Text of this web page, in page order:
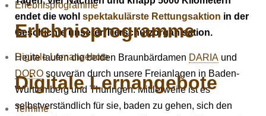
Erlebnisprogramme
Erlebnisprogramme
Digitale Lernangebote
Digitale Lernangebote
Termine
endet die wohl spektakulärste Rettungsaktion in der
Geschichte unserer Tierschutzorganisation.
Heute laufen die beiden Braunbärdamen DARIA und
DORO souverän durch unsere Freianlagen in Baden-
Württemberg und Thüringen. Mittlerweile ist es
selbstverständlich für sie, baden zu gehen, sich den